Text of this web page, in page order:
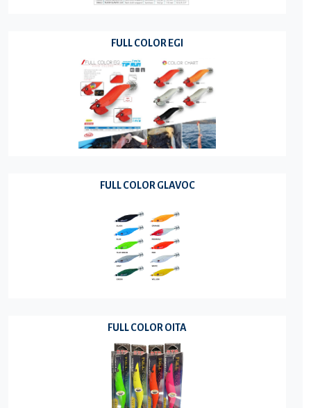
FULL COLOR EGI
FULL COLOR GLAVOC
FULL COLOR OITA